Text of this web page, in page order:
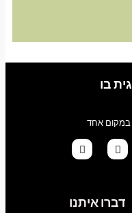
בו
אחד
o
דברו איתנו